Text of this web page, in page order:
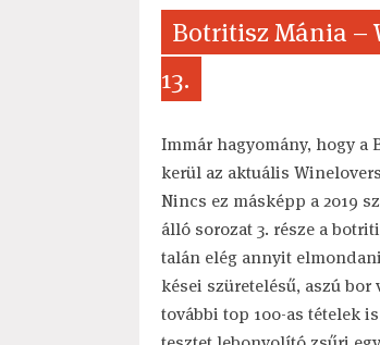
Botritisz Mánia –
13.
Immár hagyomány, hogy a
kerül az aktuális
Nincs ez másképp a 2019
álló sorozat 3. része a
talán elég annyit
kései szüretelésű, aszú bor
további top 100-as tételek